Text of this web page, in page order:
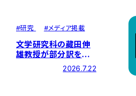
#研究 #メディア掲載
文学研究科の藏田伸
雄教授が部分訳を担
当した『臨床倫理学 第
9版』が刊行されまし
2026.7.22